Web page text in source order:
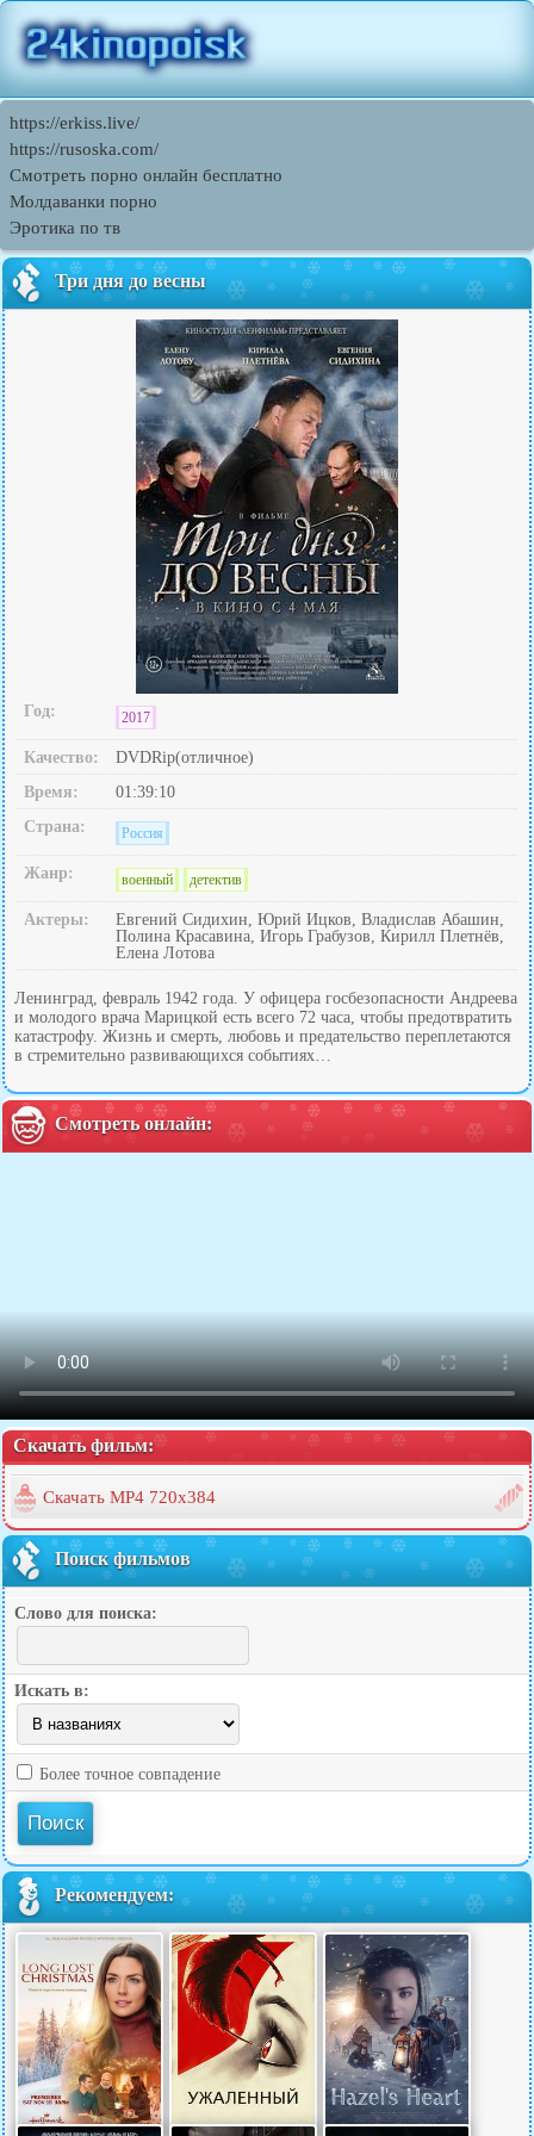
https://erkiss.live/
https://rusoska.com/
Смотреть порно онлайн бесплатно
Молдаванки порно
Эротика по тв
Три дня до весны
Год: 2017
Качество:
DVDRip(отличное)
Время:
01:39:10
Страна:
Россия
Жанр: военный детектив
Актеры:
Евгений Сидихин, Юрий Ицков, Владислав Абашин,
Полина Красавина, Игорь Грабузов, Кирилл Плетнёв,
Елена Лотова
Ленинград, февраль 1942 года. У офицера госбезопасности Андреева
и молодого врача Марицкой есть всего 72 часа, чтобы предотвратить
катастрофу. Жизнь и смерть, любовь и предательство переплетаются
в стремительно развивающихся событиях…
Смотреть онлайн:
Скачать фильм:
Скачать MP4 720x384
Поиск фильмов
Слово для поиска:
Искать в:
Более точное совпадение
Рекомендуем: